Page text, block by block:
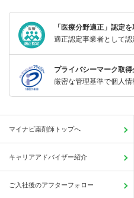
「医療分野適正」認定
適正認定事業者として認
プライバシーマーク取得
厳密な管理基準で個人情
マイナビ薬剤師トップへ
キャリアアドバイザー紹介
ご入社後のアフターフォロー